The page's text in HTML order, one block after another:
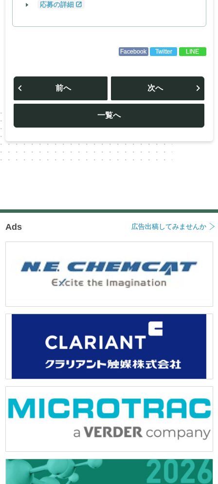
応募の詳細
Facebook Twitter LINE
投
ビ
ゲ
ー
シ
ョ
前へ
一覧へ
次へ
Ads 広告出稿してみませんか